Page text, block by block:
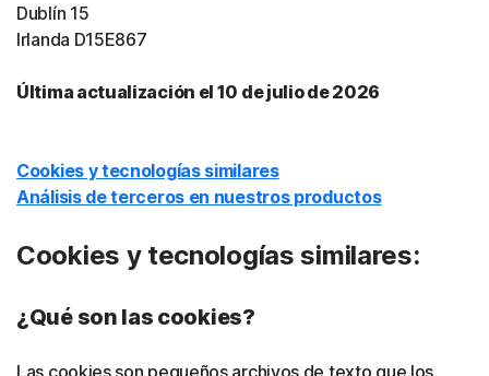
Dublín 15
Irlanda D15E867
Última actualización el 10 de julio de 2026
Cookies y tecnologías similares
Análisis de terceros en nuestros productos
Cookies y tecnologías similares:
¿Qué son las cookies?
Las cookies son pequeños archivos de texto que los